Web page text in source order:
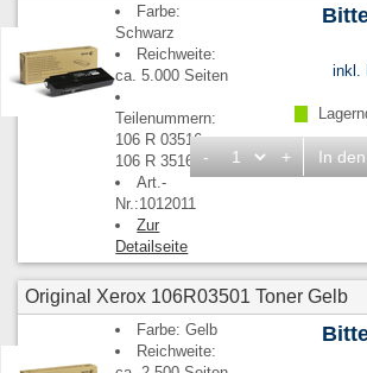
Farbe:
Schwarz
Reichweite:
ca. 5.000 Seiten
Teilenummern:
106 R 03516,
106 R 3516
Art.-
Nr.:1012011
Zur
Detailseite
inkl.
- + In
Original Xerox 106R03501 Toner Gelb
Farbe: Gelb
Reichweite: